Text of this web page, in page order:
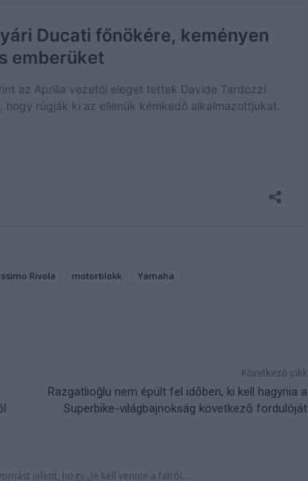
Rivola motorblokk Yamaha
Következő cikk
Razgatlıoğlu nem épült fel időben, ki kell hagynia a
Superbike-világbajnokság következő fordulóját